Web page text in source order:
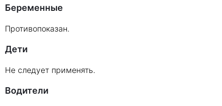
Беременные
Противопоказан.
Дети
Не следует применять.
Водители